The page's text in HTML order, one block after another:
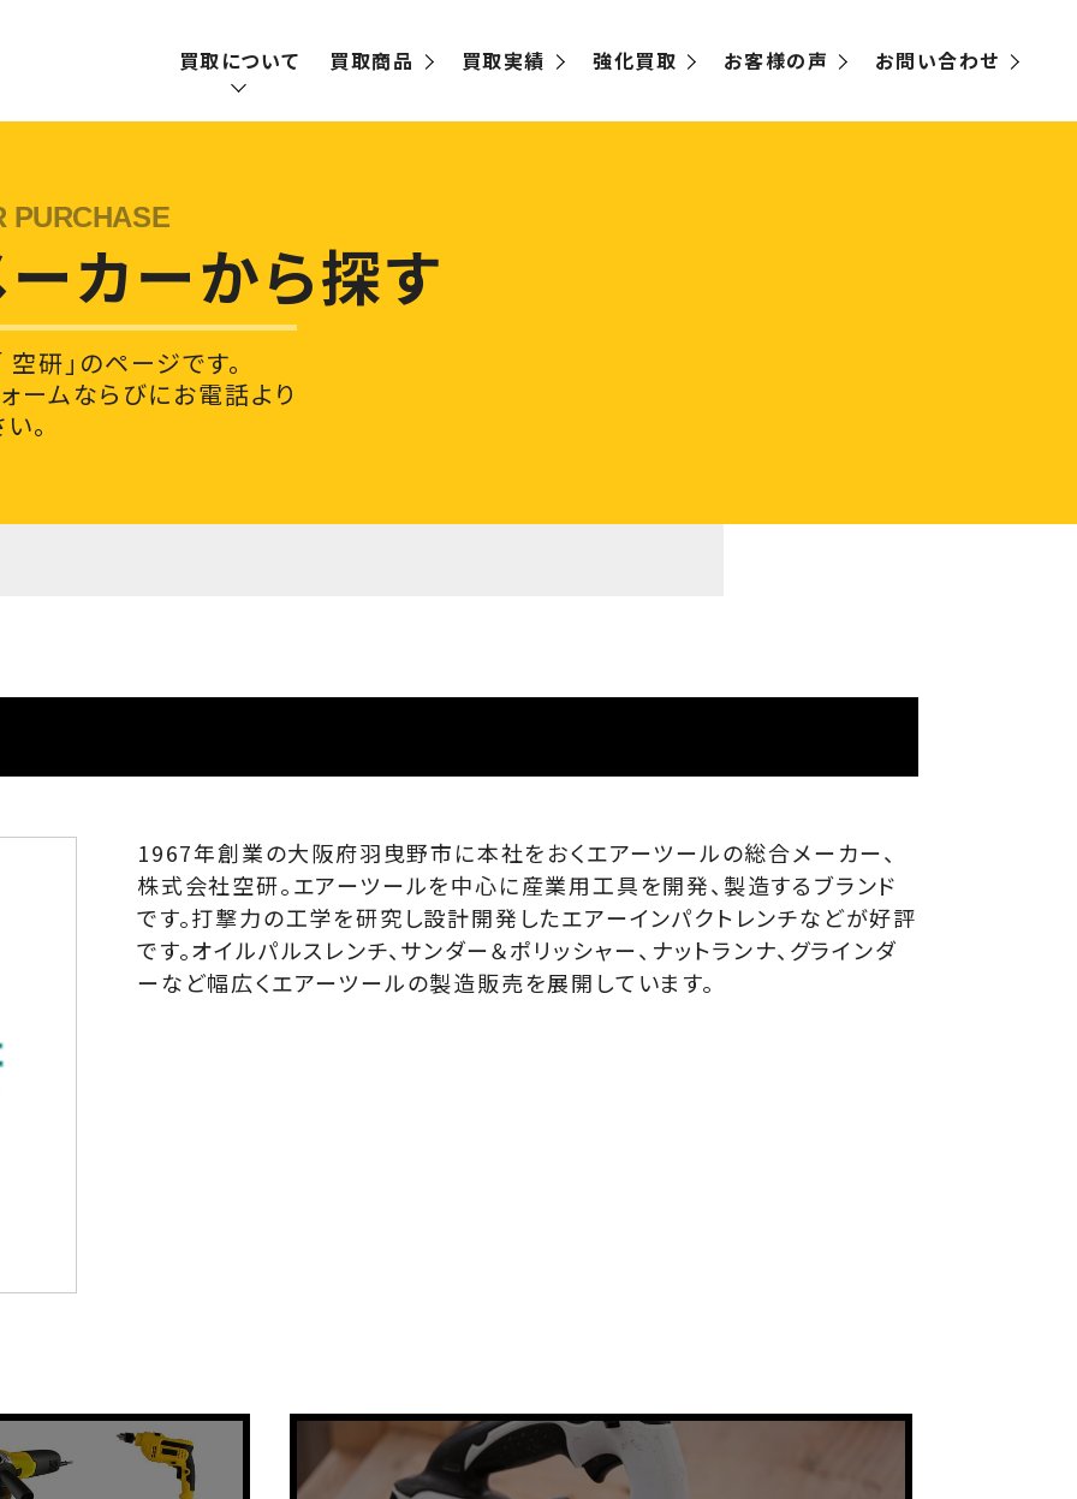
買取について
出張買取
買取商品 買取実績 強化買取 お客様の声 お問い合わせ
ーカーから探す
研」のページです。
ームならびにお電話より
。
1967年創業の大阪府羽曳野市に本社をおくエアーツールの総合メーカー、
株式会社空研。エアーツールを中心に産業用工具を開発、製造するブランド
です。打撃力の工学を研究し設計開発したエアーインパクトレンチなどが好評
です。オイルパルスレンチ、サンダー＆ポリッシャー、ナットランナ、グラインダ
ーなど幅広くエアーツールの製造販売を展開しています。